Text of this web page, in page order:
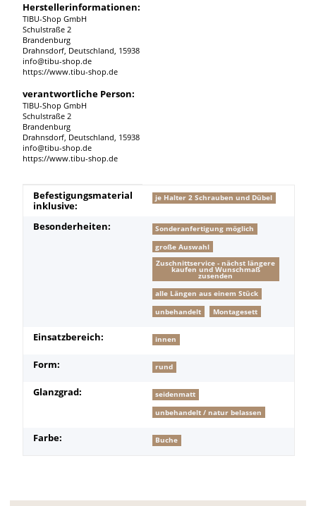
Herstellerinformationen:
TIBU-Shop GmbH
Schulstraße 2
Brandenburg
Drahnsdorf, Deutschland, 15938
info@tibu-shop.de
https://www.tibu-shop.de
verantwortliche Person:
TIBU-Shop GmbH
Schulstraße 2
Brandenburg
Drahnsdorf, Deutschland, 15938
info@tibu-shop.de
https://www.tibu-shop.de
Produkteigenschaft
Wert
Befestigungsmaterial
inklusive:
je Halter 2 Schrauben und Dübel
Besonderheiten:
Sonderanfertigung möglich
große Auswahl
Zuschnittservice - nächst längere
kaufen und Wunschmaß
zusenden
alle Längen aus einem Stück
unbehandelt
Montagesett
Einsatzbereich: innen
Form: rund
Glanzgrad:
seidenmatt
unbehandelt / natur belassen
Farbe: Buche